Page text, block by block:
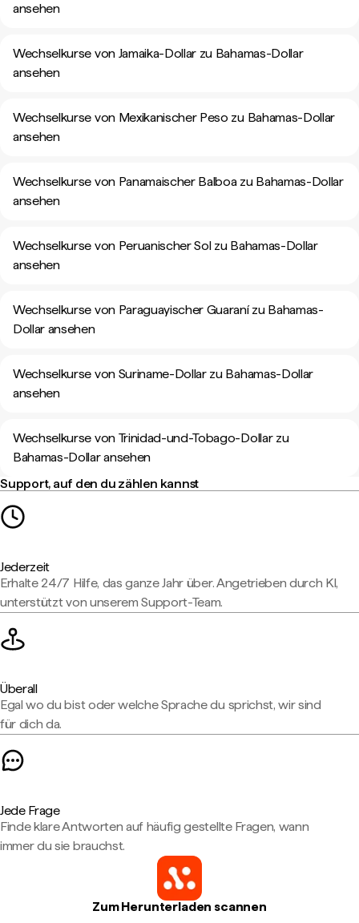
ansehen
Wechselkurse von Jamaika-Dollar zu Bahamas-Dollar
ansehen
Wechselkurse von Mexikanischer Peso zu Bahamas-Dollar
ansehen
Wechselkurse von Panamaischer Balboa zu Bahamas-Dollar
ansehen
Wechselkurse von Peruanischer Sol zu Bahamas-Dollar
ansehen
Wechselkurse von Paraguayischer Guaraní zu Bahamas-
Dollar ansehen
Wechselkurse von Suriname-Dollar zu Bahamas-Dollar
ansehen
Wechselkurse von Trinidad-und-Tobago-Dollar zu
Bahamas-Dollar ansehen
Support, auf den du zählen kannst
Jederzeit
Erhalte 24/7 Hilfe, das ganze Jahr über. Angetrieben durch KI,
unterstützt von unserem Support-Team.
Überall
Egal wo du bist oder welche Sprache du sprichst, wir sind
für dich da.
Jede Frage
Finde klare Antworten auf häufig gestellte Fragen, wann
immer du sie brauchst.
Zum Herunterladen scannen